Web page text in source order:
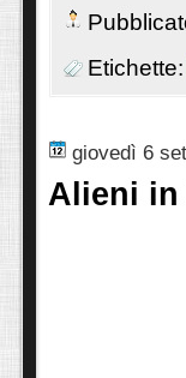
Etichette:
giovedì 6
Alieni in